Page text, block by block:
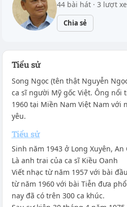
44 bài hát · 3 lượt
Chia sẻ
Tiểu sử
Song Ngọc (tên thật Nguyễn
ca sĩ người Mỹ gốc Việt. Ông nổi
1960 tại Miền Nam Việt Nam với
yêu.
Tiểu sử
Sinh năm 1943 ở Long Xuyên, An
Là anh trai của ca sĩ Kiều Oanh
Viết nhạc từ năm 1957 với bài
từ năm 1960 với bài Tiễn đưa
nay đã có trên 300 ca khúc.